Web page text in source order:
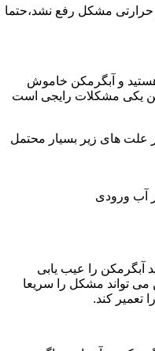
مشکل رفع نشد،حتما
و آبگرمکن خاموش
یکی مشکلات رایجی است
علت های زیر بسیار محتمل
آب ورودی
آبگرمکن را عیب یابی
می تواند مشکل را سریعا
تعمیر کند.